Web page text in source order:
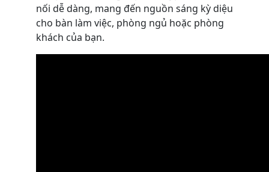
nối dễ dàng, mang đến nguồn sáng kỳ diệu
cho bàn làm việc, phòng ngủ hoặc phòng
khách của bạn.